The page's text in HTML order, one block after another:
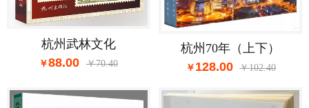
杭州武林文化
88.00
70.40
杭州70年（上下）
128.00
102.40